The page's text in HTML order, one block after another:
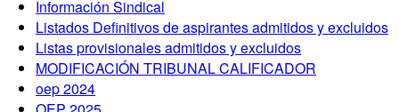
Información Sindical
Listados Definitivos de aspirantes admitidos y excluidos
Listas provisionales admitidos y excluidos
MODIFICACIÓN TRIBUNAL CALIFICADOR
oep 2024